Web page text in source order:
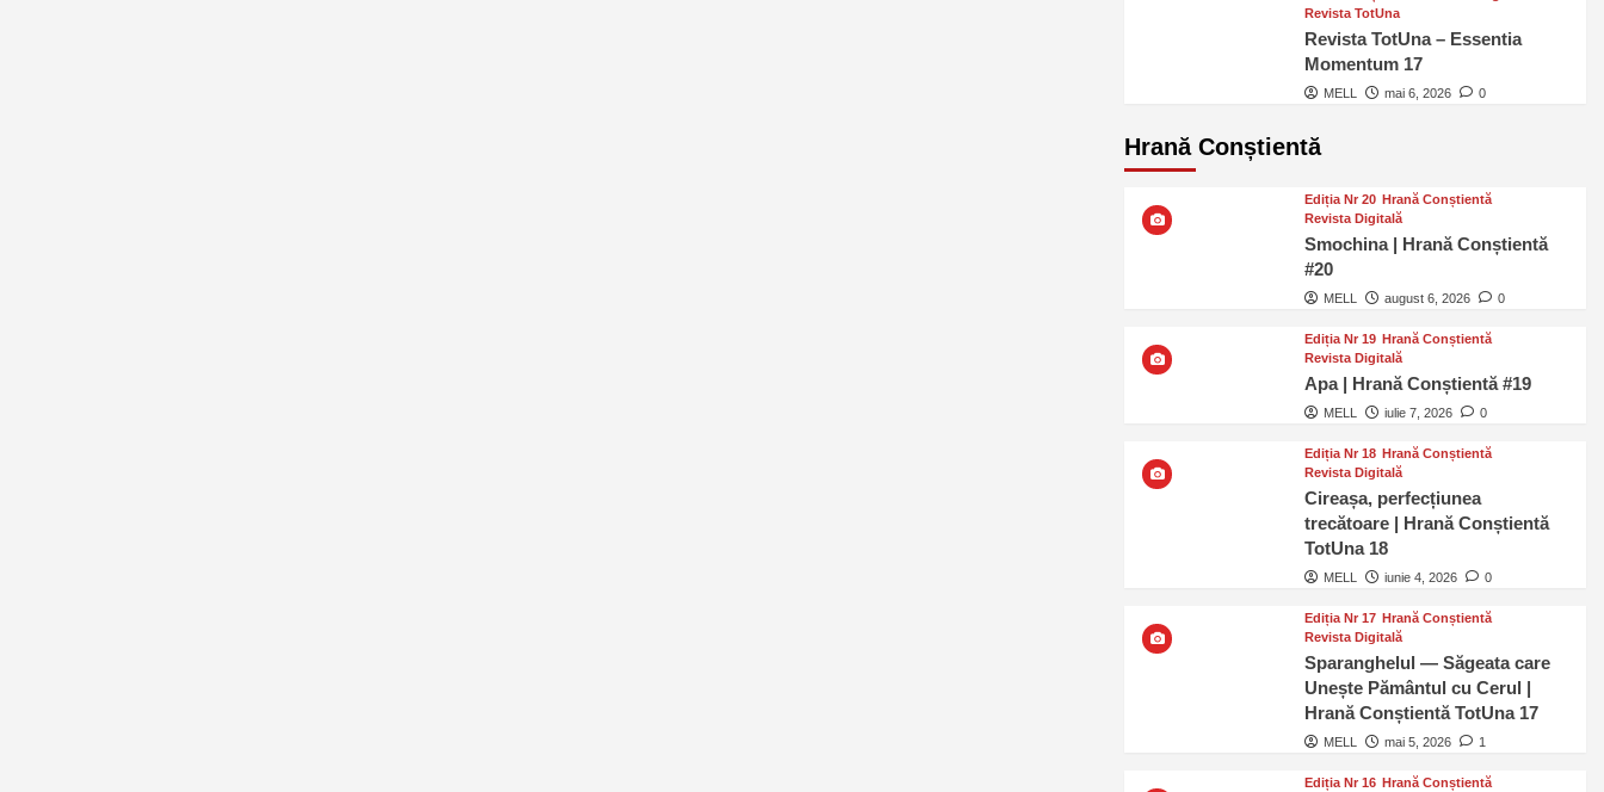
Revista TotUna
Revista TotUna – Essentia
Momentum 17
MELL mai 6, 2026 0
Hrană Conștientă
Ediția Nr 20 Hrană Conștientă
Revista Digitală
Smochina | Hrană Conștientă
#20
MELL august 6, 2026 0
Ediția Nr 19 Hrană Conștientă
Revista Digitală
Apa | Hrană Conștientă #19
MELL iulie 7, 2026 0
Ediția Nr 18 Hrană Conștientă
Revista Digitală
Cireașa, perfecțiunea
trecătoare | Hrană Conștientă
TotUna 18
MELL iunie 4, 2026 0
Ediția Nr 17 Hrană Conștientă
Revista Digitală
Sparanghelul — Săgeata care
Unește Pământul cu Cerul |
Hrană Conștientă TotUna 17
MELL mai 5, 2026 1
Ediția Nr 16 Hrană Conștientă